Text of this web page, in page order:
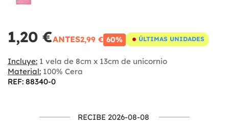
1,20 €ANTES2,99 € 60% ÚLTIMAS UNIDADES
Incluye: 1 vela de 8cm x 13cm de unicornio
Material: 100% Cera
REF: 88340-0
RECIBE 2026-08-08